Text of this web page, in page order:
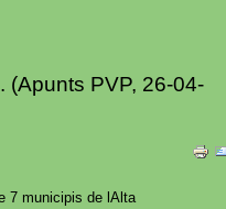
(Apunts PVP, 26-04-
7 municipis de lAlta